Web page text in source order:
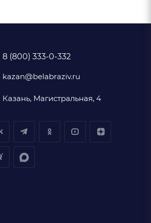
8 (800) 333-0-332
kazan@belabraziv.ru
Казань, Магистральная, 4